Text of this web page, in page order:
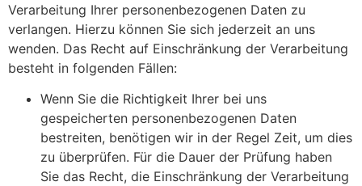
Verarbeitung Ihrer personenbezogenen Daten zu
verlangen. Hierzu können Sie sich jederzeit an uns
wenden. Das Recht auf Einschränkung der Verarbeitung
besteht in folgenden Fällen:
Wenn Sie die Richtigkeit Ihrer bei uns
gespeicherten personenbezogenen Daten
bestreiten, benötigen wir in der Regel Zeit, um dies
zu überprüfen. Für die Dauer der Prüfung haben
Sie das Recht, die Einschränkung der Verarbeitung